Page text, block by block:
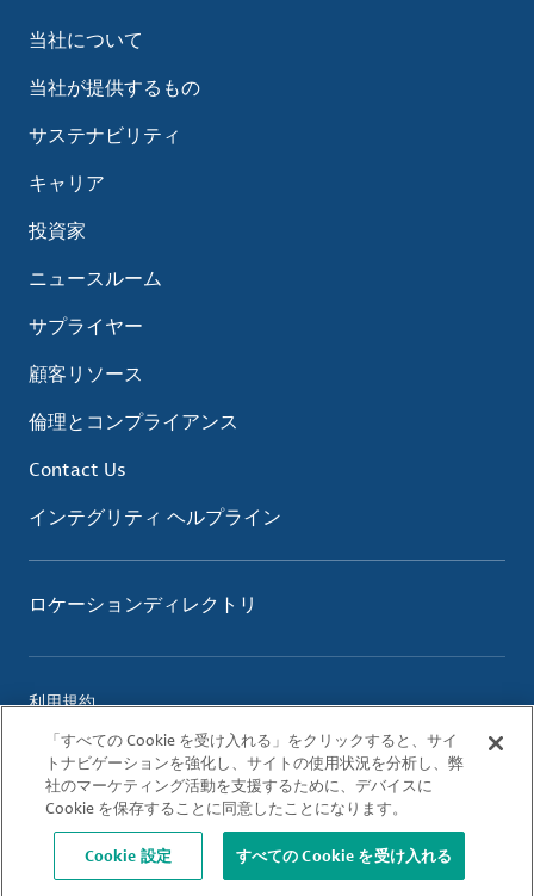
当社について
当社が提供するもの
サステナビリティ
キャリア
投資家
ニュースルーム
サプライヤー
顧客リソース
倫理とコンプライアンス
Contact Us
インテグリティ ヘルプライン
ロケーションディレクトリ
利用規約
プライバシーポリシー
クッキーポリシー
© 2026 Albemarle Corporation. All Rights Reserved.
「すべての Cookie を受け入れる」をクリックすると、サイ
トナビゲーションを強化し、サイトの使用状況を分析し、弊
社のマーケティング活動を支援するために、デバイスに
Cookie を保存することに同意したことになります。
Cookie 設定 すべての Cookie を受け入れる